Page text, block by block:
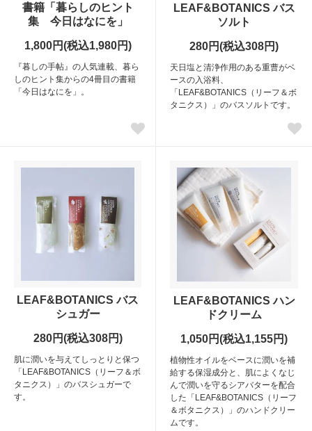
書籍「暮らしのヒント
集 今日はなにを」
1,800円(税込1,980円)
『暮しの手帖』の人気連載、暮ら
しのヒント集からの4冊目の書籍
「今日はなにを」。
LEAF&BOTANICS バス
ソルト
280円(税込308円)
天日塩と清浄作用のある重曹がベ
ースの入浴料、
「LEAF&BOTANICS（リーフ＆ボ
タニクス）」のバスソルトです。
LEAF&BOTANICS バス
シュガー
280円(税込308円)
肌に潤いを与えてしっとりと保つ
「LEAF&BOTANICS（リーフ＆ボ
タニクス）」のバスシュガーで
す。
LEAF&BOTANICS ハン
ドクリーム
1,050円(税込1,155円)
植物性オイルをベースに潤いを補
給する保湿成分と、肌によくなじ
んで潤いを守るシアバターを配合
した「LEAF&BOTANICS（リーフ
＆ボタニクス）」のハンドクリー
ムです。